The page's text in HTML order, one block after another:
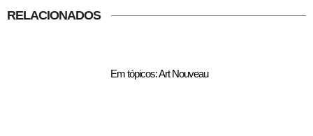
RELACIONADOS
Em tópicos: Art Nouveau